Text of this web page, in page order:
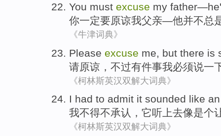
You must excuse my father—he
你一定要原谅我父亲—他并不总
《牛津词典》
Please excuse me but there is
请原谅 ， 不过有件事我必须说一
《柯林斯英汉双解大词典》
I had to admit it sounded like
我不得不承认 ， 它听上去像是个
《柯林斯英汉双解大词典》